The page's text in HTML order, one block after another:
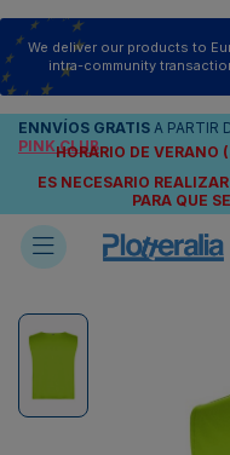
We deliver our products to
intra-community
ENNVÍOS GRATIS A PARTIR
PINK CLUB
HORARIO DE
ES NECESARIO
PARA QUE